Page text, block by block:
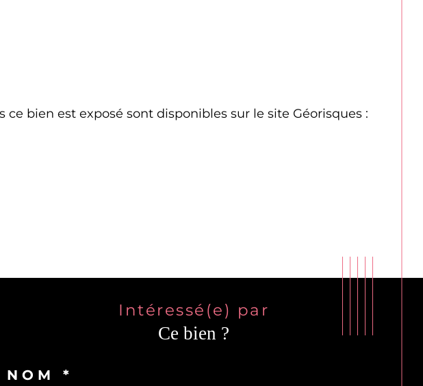
bien est exposé sont disponibles sur le site Géorisques :
Intéressé(e) par
Ce bien ?
NOM *